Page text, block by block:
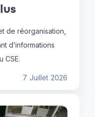
de réorganisation,
d’informations
CSE.
7 Juillet 2026